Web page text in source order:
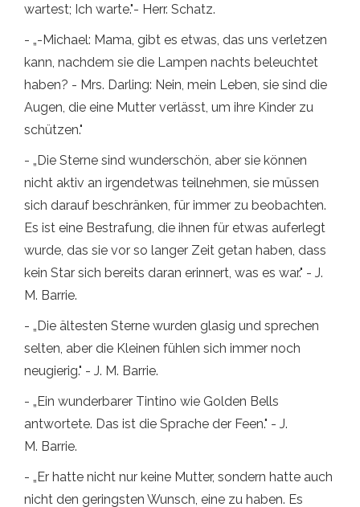
wartest; Ich warte."- Herr. Schatz.
- „-Michael: Mama, gibt es etwas, das uns verletzen
kann, nachdem sie die Lampen nachts beleuchtet
haben? - Mrs. Darling: Nein, mein Leben, sie sind die
Augen, die eine Mutter verlässt, um ihre Kinder zu
schützen."
- „Die Sterne sind wunderschön, aber sie können
nicht aktiv an irgendetwas teilnehmen, sie müssen
sich darauf beschränken, für immer zu beobachten.
Es ist eine Bestrafung, die ihnen für etwas auferlegt
wurde, das sie vor so langer Zeit getan haben, dass
kein Star sich bereits daran erinnert, was es war." - J.
M. Barrie.
- „Die ältesten Sterne wurden glasig und sprechen
selten, aber die Kleinen fühlen sich immer noch
neugierig." - J. M. Barrie.
- „Ein wunderbarer Tintino wie Golden Bells
antwortete. Das ist die Sprache der Feen." - J.
M. Barrie.
- „Er hatte nicht nur keine Mutter, sondern hatte auch
nicht den geringsten Wunsch, eine zu haben. Es